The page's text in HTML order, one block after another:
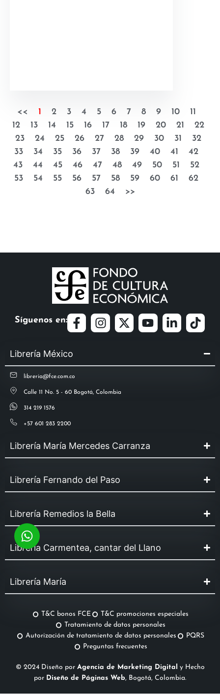
<< 1 2 3 4 5 6 7 8 9 10
11
12
13 14 15 16 17 18 19 20 21
22
23
24 25 26 27 28 29 30 31
32
33
34 35 36 37 38 39 40 41
42
43
44 45 46 47 48 49 50 51
52
53
54 55 56 57 58 59 60 61
62
63
64 >>
Síguenos en:
Librería México
libreria@fce.com.co
Calle 11 No. 5 - 60 Bogotá, Colombia
314 219 1576
+57 601 283 2200
Librería María Mercedes Carranza
Librería Fernando del Paso
Librería Remedios la Bella
Librería Carmentea, cantar del Llano
Librería María
T&C bonos FCE
T&C promociones especiales
Tratamiento de datos personales
Autorización de tratamiento de datos personales
PQRS
Preguntas frecuentes
© 2024 Diseño por Agencia de Marketing Digital y Hecho
por Diseño de Páginas Web, Bogotá, Colombia.